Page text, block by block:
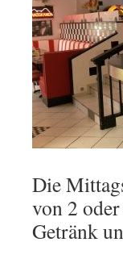
Die
von 2
Getränk